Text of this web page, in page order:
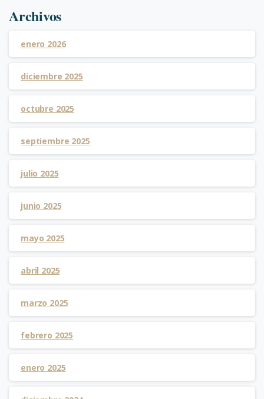
Archivos
enero 2026
diciembre 2025
octubre 2025
septiembre 2025
julio 2025
junio 2025
mayo 2025
abril 2025
marzo 2025
febrero 2025
enero 2025